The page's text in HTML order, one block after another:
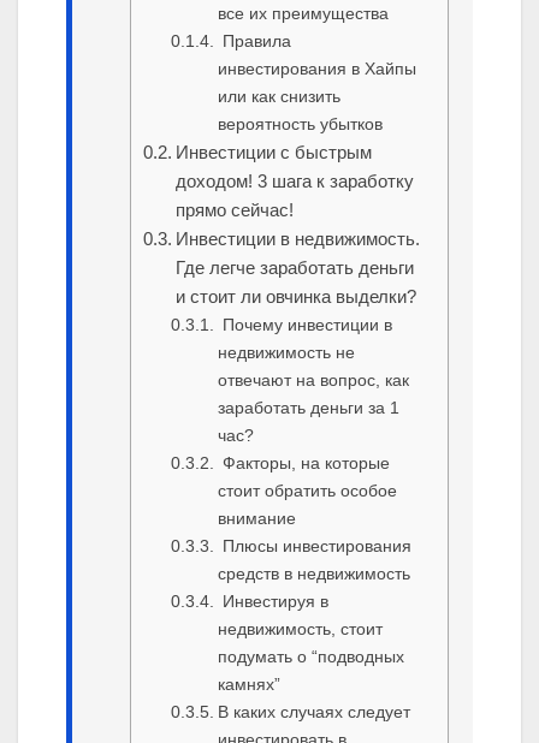
все их преимущества
Правила
инвестирования в Хайпы
или как снизить
вероятность убытков
Инвестиции с быстрым
доходом! 3 шага к заработку
прямо сейчас!
Инвестиции в недвижимость.
Где легче заработать деньги
и стоит ли овчинка выделки?
Почему инвестиции в
недвижимость не
отвечают на вопрос, как
заработать деньги за 1
час?
Факторы, на которые
стоит обратить особое
внимание
Плюсы инвестирования
средств в недвижимость
Инвестируя в
недвижимость, стоит
подумать о “подводных
камнях”
В каких случаях следует